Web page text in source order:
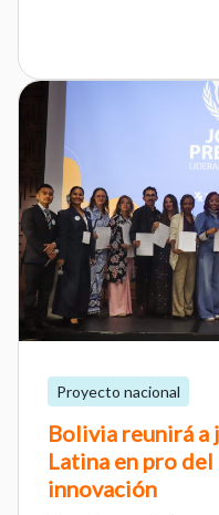
Proyecto nacional
Bolivia reunirá a
Latina en pro
innovación